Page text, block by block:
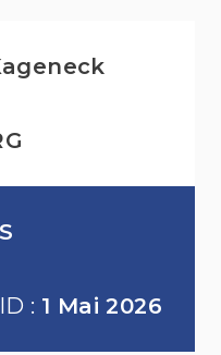
: 1 Mai 2026